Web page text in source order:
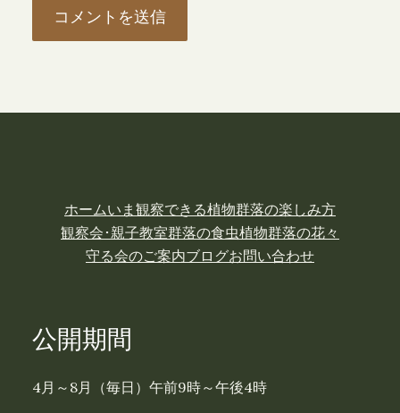
ホームいま観察できる植物群落の楽しみ方
観察会･親子教室群落の食虫植物群落の花々
守る会のご案内ブログお問い合わせ
公開期間
4月～8月（毎日）午前9時～午後4時